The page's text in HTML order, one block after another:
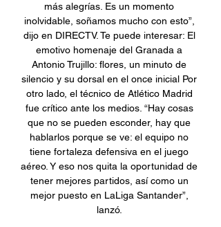
más alegrías. Es un momento
inolvidable, soñamos mucho con esto”,
dijo en DIRECTV. Te puede interesar: El
emotivo homenaje del Granada a
Antonio Trujillo: flores, un minuto de
silencio y su dorsal en el once inicial Por
otro lado, el técnico de Atlético Madrid
fue crítico ante los medios. “Hay cosas
que no se pueden esconder, hay que
hablarlos porque se ve: el equipo no
tiene fortaleza defensiva en el juego
aéreo. Y eso nos quita la oportunidad de
tener mejores partidos, así como un
mejor puesto en LaLiga Santander”,
lanzó.